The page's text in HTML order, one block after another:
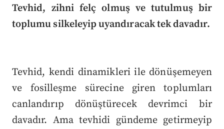
Tevhid, zihni felç olmuş ve tutulmuş bir
toplumu silkeleyip uyandıracak tek davadır.
Tevhid, kendi dinamikleri ile dönüşemeyen
ve fosilleşme sürecine giren toplumları
canlandırıp dönüştürecek devrimci bir
davadır. Ama tevhidi gündeme getirmeyip